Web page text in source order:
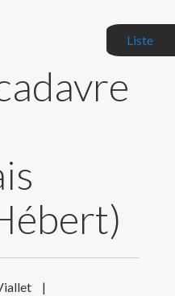
de manuscrits
Liste
|